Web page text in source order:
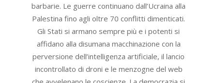
barbarie. Le guerre continuano dall’Ucraina alla
Palestina fino agli oltre 70 conflitti dimenticati.
Gli Stati si armano sempre più e i potenti si
affidano alla disumana macchinazione con la
perversione dell’intelligenza artificiale, il lancio
incontrollato di droni e le menzogne del web